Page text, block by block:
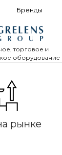
Бренды
торговое и
оборудование
рынке